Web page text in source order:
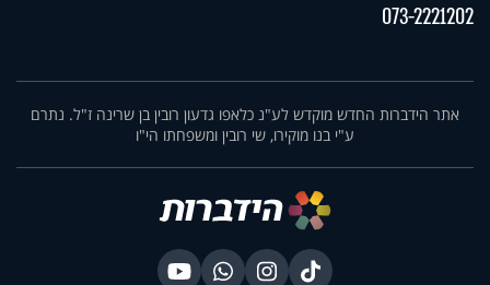
073-2221202
אתר הידברות החדש מוקדש לע"נ כלאפו גדעון רובין בן שרינה ז"ל. נתרם
ע"י בנו מוקירו, שי רובין ומשפחתו הי"ו